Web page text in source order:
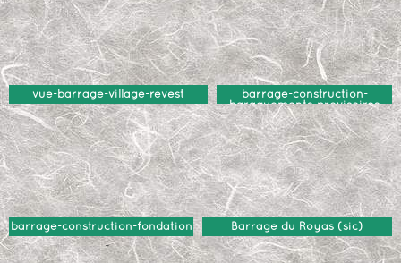
vue-barrage-village-revest
barrage-construction-
baraquements-provisoires
barrage-construction-fondation Barrage du Royas (sic)